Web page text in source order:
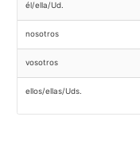
él/ella/Ud.
nosotros
vosotros
ellos/ellas/Uds.